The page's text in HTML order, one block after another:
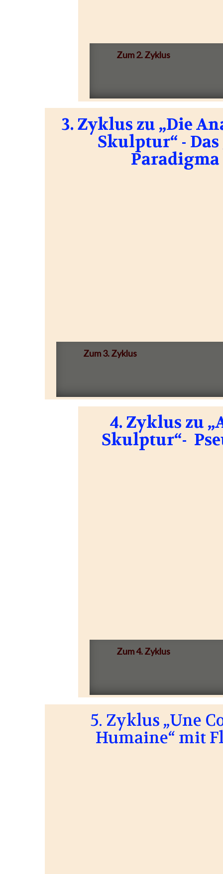
Zum 2. Zyklus
3. Zyklus zu „Die
Skulptur“ - Das
Paradigma
Zum 3. Zyklus
4. Zyklus zu
Skulptur“-
Zum 4. Zyklus
5. Zyklus „Une
Humaine“ mit